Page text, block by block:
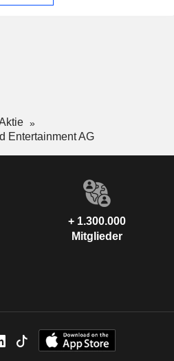
Entertainment AG
+ 1.300.000
Mitglieder